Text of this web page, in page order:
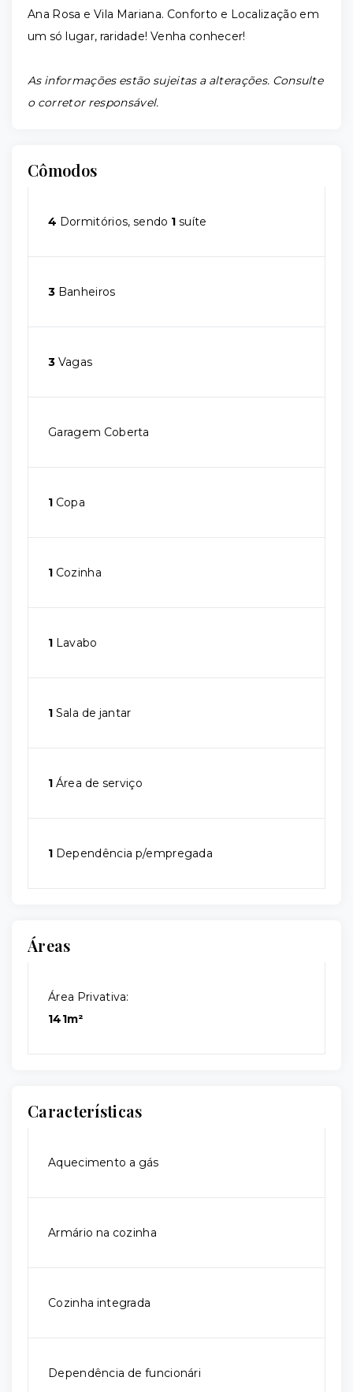
Ana Rosa e Vila Mariana. Conforto e Localização em
um só lugar, raridade! Venha conhecer!
As informações estão sujeitas a alterações. Consulte
o corretor responsável.
Cômodos
4 Dormitórios, sendo 1 suíte
3 Banheiros
3 Vagas
Garagem Coberta
1 Copa
1 Cozinha
1 Lavabo
1 Sala de jantar
1 Área de serviço
1 Dependência p/empregada
Áreas
Área Privativa:
141m²
Características
Aquecimento a gás
Armário na cozinha
Cozinha integrada
Dependência de funcionári